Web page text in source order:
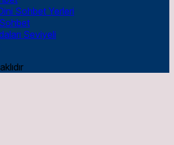
Sohbet Yerleri
Seviyeli